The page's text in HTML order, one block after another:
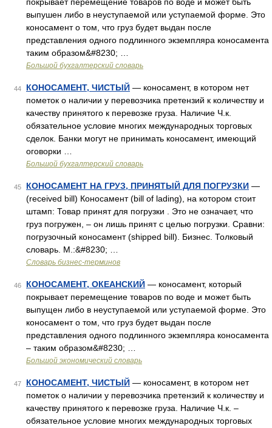
выпушен либо в неуступаемой или уступаемой форме. Это
коносамент о том, что груз будет выдан после
представления одного подлинного экземпляра коносамента
таким образом&#8230; …
Большой бухгалтерский словарь
44 КОНОСАМЕНТ, ЧИСТЫЙ — коносамент, в котором нет
пометок о наличии у перевозчика претензий к количеству и
качеству принятого к перевозке груза. Наличие Ч.к.
обязательное условие многих международных торговых
сделок. Банки могут не принимать коносамент, имеющий
оговорки …
Большой бухгалтерский словарь
45 КОНОСАМЕНТ НА ГРУЗ, ПРИНЯТЫЙ ДЛЯ ПОГРУЗКИ —
(received bill) Коносамент (bill of lading), на котором стоит
штамп: Товар принят для погрузки . Это не означает, что
груз погружен, – он лишь принят с целью погрузки. Cравни:
погрузочный коносамент (shipped bill). Бизнес. Толковый
словарь. М.:&#8230; …
Словарь бизнес-терминов
46 КОНОСАМЕНТ, ОКЕАНСКИЙ — коносамент, который
покрывает перемещение товаров по воде и может быть
выпущен либо в неуступаемой или уступаемой форме. Это
коносамент о том, что груз будет выдан после
представления одного подлинного экземпляра коносамента
– таким образом&#8230; …
Большой экономический словарь
47 КОНОСАМЕНТ, ЧИСТЫЙ — коносамент, в котором нет
пометок о наличии у перевозчика претензий к количеству и
качеству принятого к перевозке груза. Наличие Ч.к. –
обязательное условие многих международных торговых